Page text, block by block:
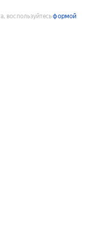
воспользуйтесьформой